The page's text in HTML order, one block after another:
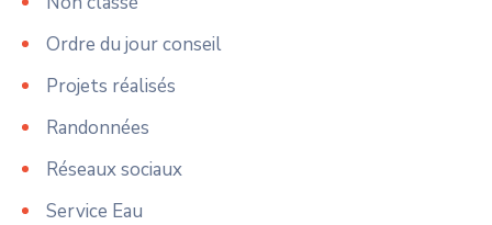
Ordre du jour conseil
Projets réalisés
Randonnées
Réseaux sociaux
Service Eau